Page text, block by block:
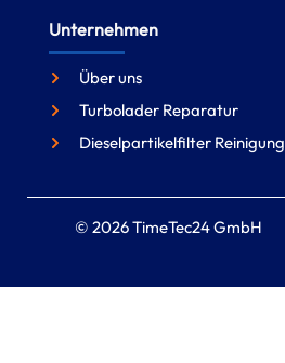
Unternehmen
Über uns
Turbolader Reparatur
Dieselpartikelfilter Reinigung
© 2026 TimeTec24 GmbH